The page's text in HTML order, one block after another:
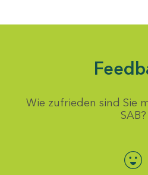
Wie zufrieden sind Sie
SAB?